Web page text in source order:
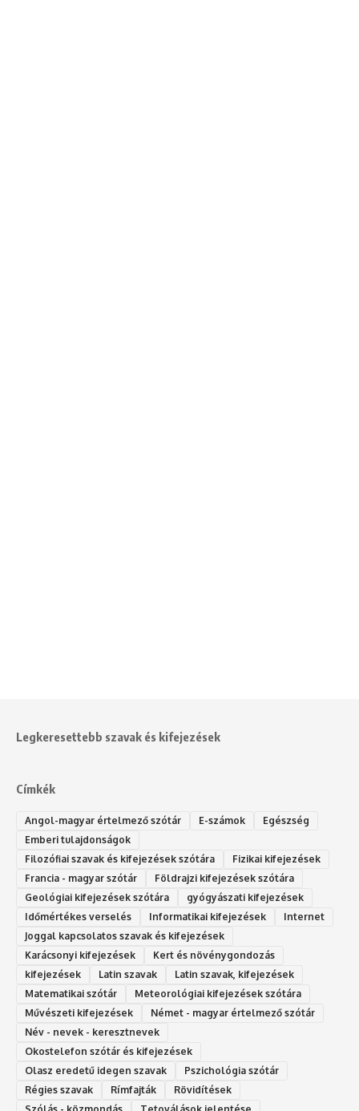
Legkeresettebb szavak és kifejezések
Címkék
Angol-magyar értelmező szótár E-számok
Egészség
Emberi tulajdonságok
Filozófiai szavak és kifejezések szótára
Fizikai kifejezések
Francia - magyar szótár
Földrajzi kifejezések szótára
Geológiai kifejezések szótára
gyógyászati kifejezések
Időmértékes verselés
Informatikai kifejezések
Internet
Joggal kapcsolatos szavak és kifejezések
Karácsonyi kifejezések
Kert és növénygondozás
kifejezések
Latin szavak
Latin szavak, kifejezések
Matematikai szótár
Meteorológiai kifejezések szótára
Művészeti kifejezések
Német - magyar értelmező szótár
Név - nevek - keresztnevek
Okostelefon szótár és kifejezések
Olasz eredetű idegen szavak
Ps‮gólohciz‬ia s‮átóz‬r
Régies szavak
Rímfajták
Rövidítések